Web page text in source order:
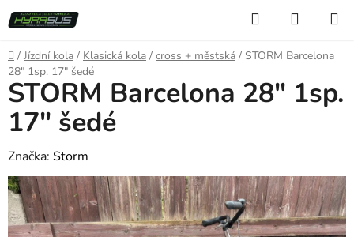
Přejít
na
obsah
Hledat
KOŠÍK
Domů
/ Jízdní kola / Klasická kola / cross + městská / STORM Barcelona
28" 1sp. 17" šedé
STORM Barcelona 28" 1sp.
17" šedé
Značka: Storm